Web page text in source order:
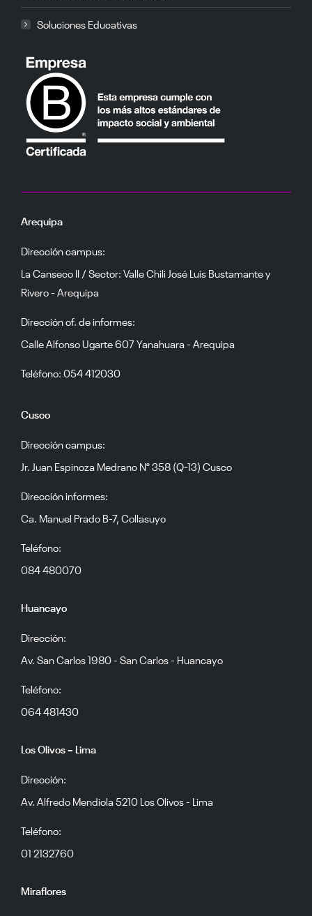
Soluciones Educativas
Arequipa
Dirección campus:
La Canseco II / Sector: Valle Chili José Luis Bustamante y
Rivero - Arequipa
Dirección of. de informes:
Calle Alfonso Ugarte 607 Yanahuara - Arequipa
Teléfono: 054 412030
Cusco
Dirección campus:
Jr. Juan Espinoza Medrano N° 358 (Q-13) Cusco
Dirección informes:
Ca. Manuel Prado B-7, Collasuyo
Teléfono:
084 480070
Huancayo
Dirección:
Av. San Carlos 1980 - San Carlos - Huancayo
Teléfono:
064 481430
Los Olivos – Lima
Dirección:
Av. Alfredo Mendiola 5210 Los Olivos - Lima
Teléfono:
01 2132760
Miraflores